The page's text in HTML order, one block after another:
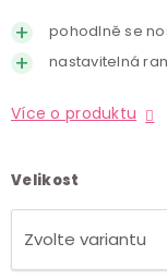
pohodlně se
nastavitelná
Více o produktu
Velikost